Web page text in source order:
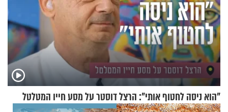
"הוא ניסה לחטוף אותי": הרצל דוסטר על מסע חייו המטלטל